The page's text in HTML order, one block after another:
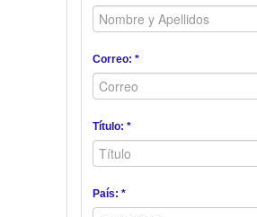
Correo: *
Título: *
País: *